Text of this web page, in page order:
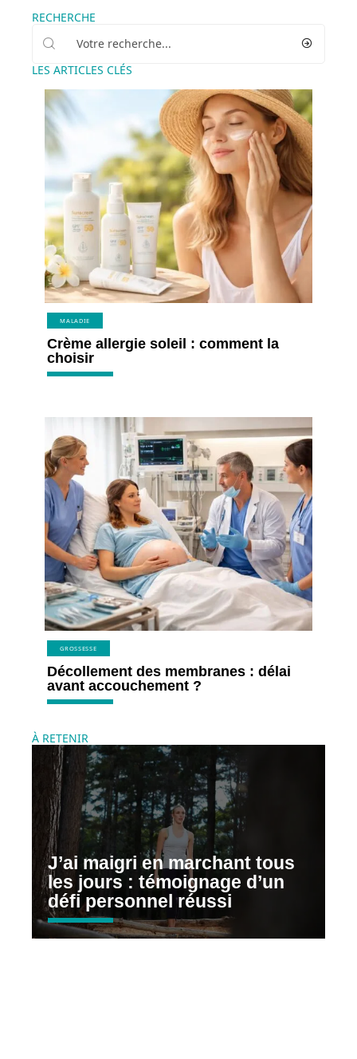
RECHERCHE
LES ARTICLES CLÉS
MALADIE
Crème allergie soleil : comment la
choisir
GROSSESSE
Décollement des membranes : délai
avant accouchement ?
À RETENIR
J’ai maigri en marchant tous
les jours : témoignage d’un
défi personnel réussi